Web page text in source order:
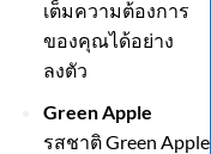
เต็มความต้องการ
ของคุณได้อย่าง
ลงตัว
Green Apple
รสชาติ Green Apple